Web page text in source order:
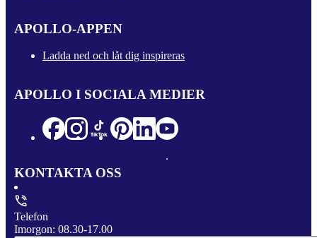
APOLLO-APPEN
Ladda ned och låt dig inspireras
APOLLO I SOCIALA MEDIER
KONTAKTA OSS
Telefon
Imorgon: 08.30-17.00